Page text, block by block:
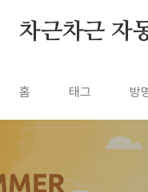
차근차근 자
홈 태그 방